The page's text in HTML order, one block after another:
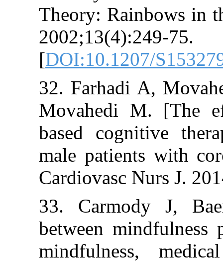
Theory:
[DOI:10.1207/
32. Farhadi A,
Movahedi M.
based
male patients
Cardiovasc
33. Carmody
between
mindfulness,